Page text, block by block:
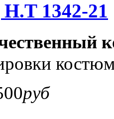
1342-21
руб